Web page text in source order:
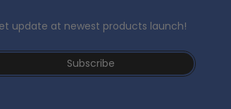
update at newest products launch!
Subscribe